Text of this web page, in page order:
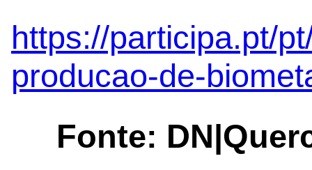
https://participa.pt/
producao-de-
Fonte: